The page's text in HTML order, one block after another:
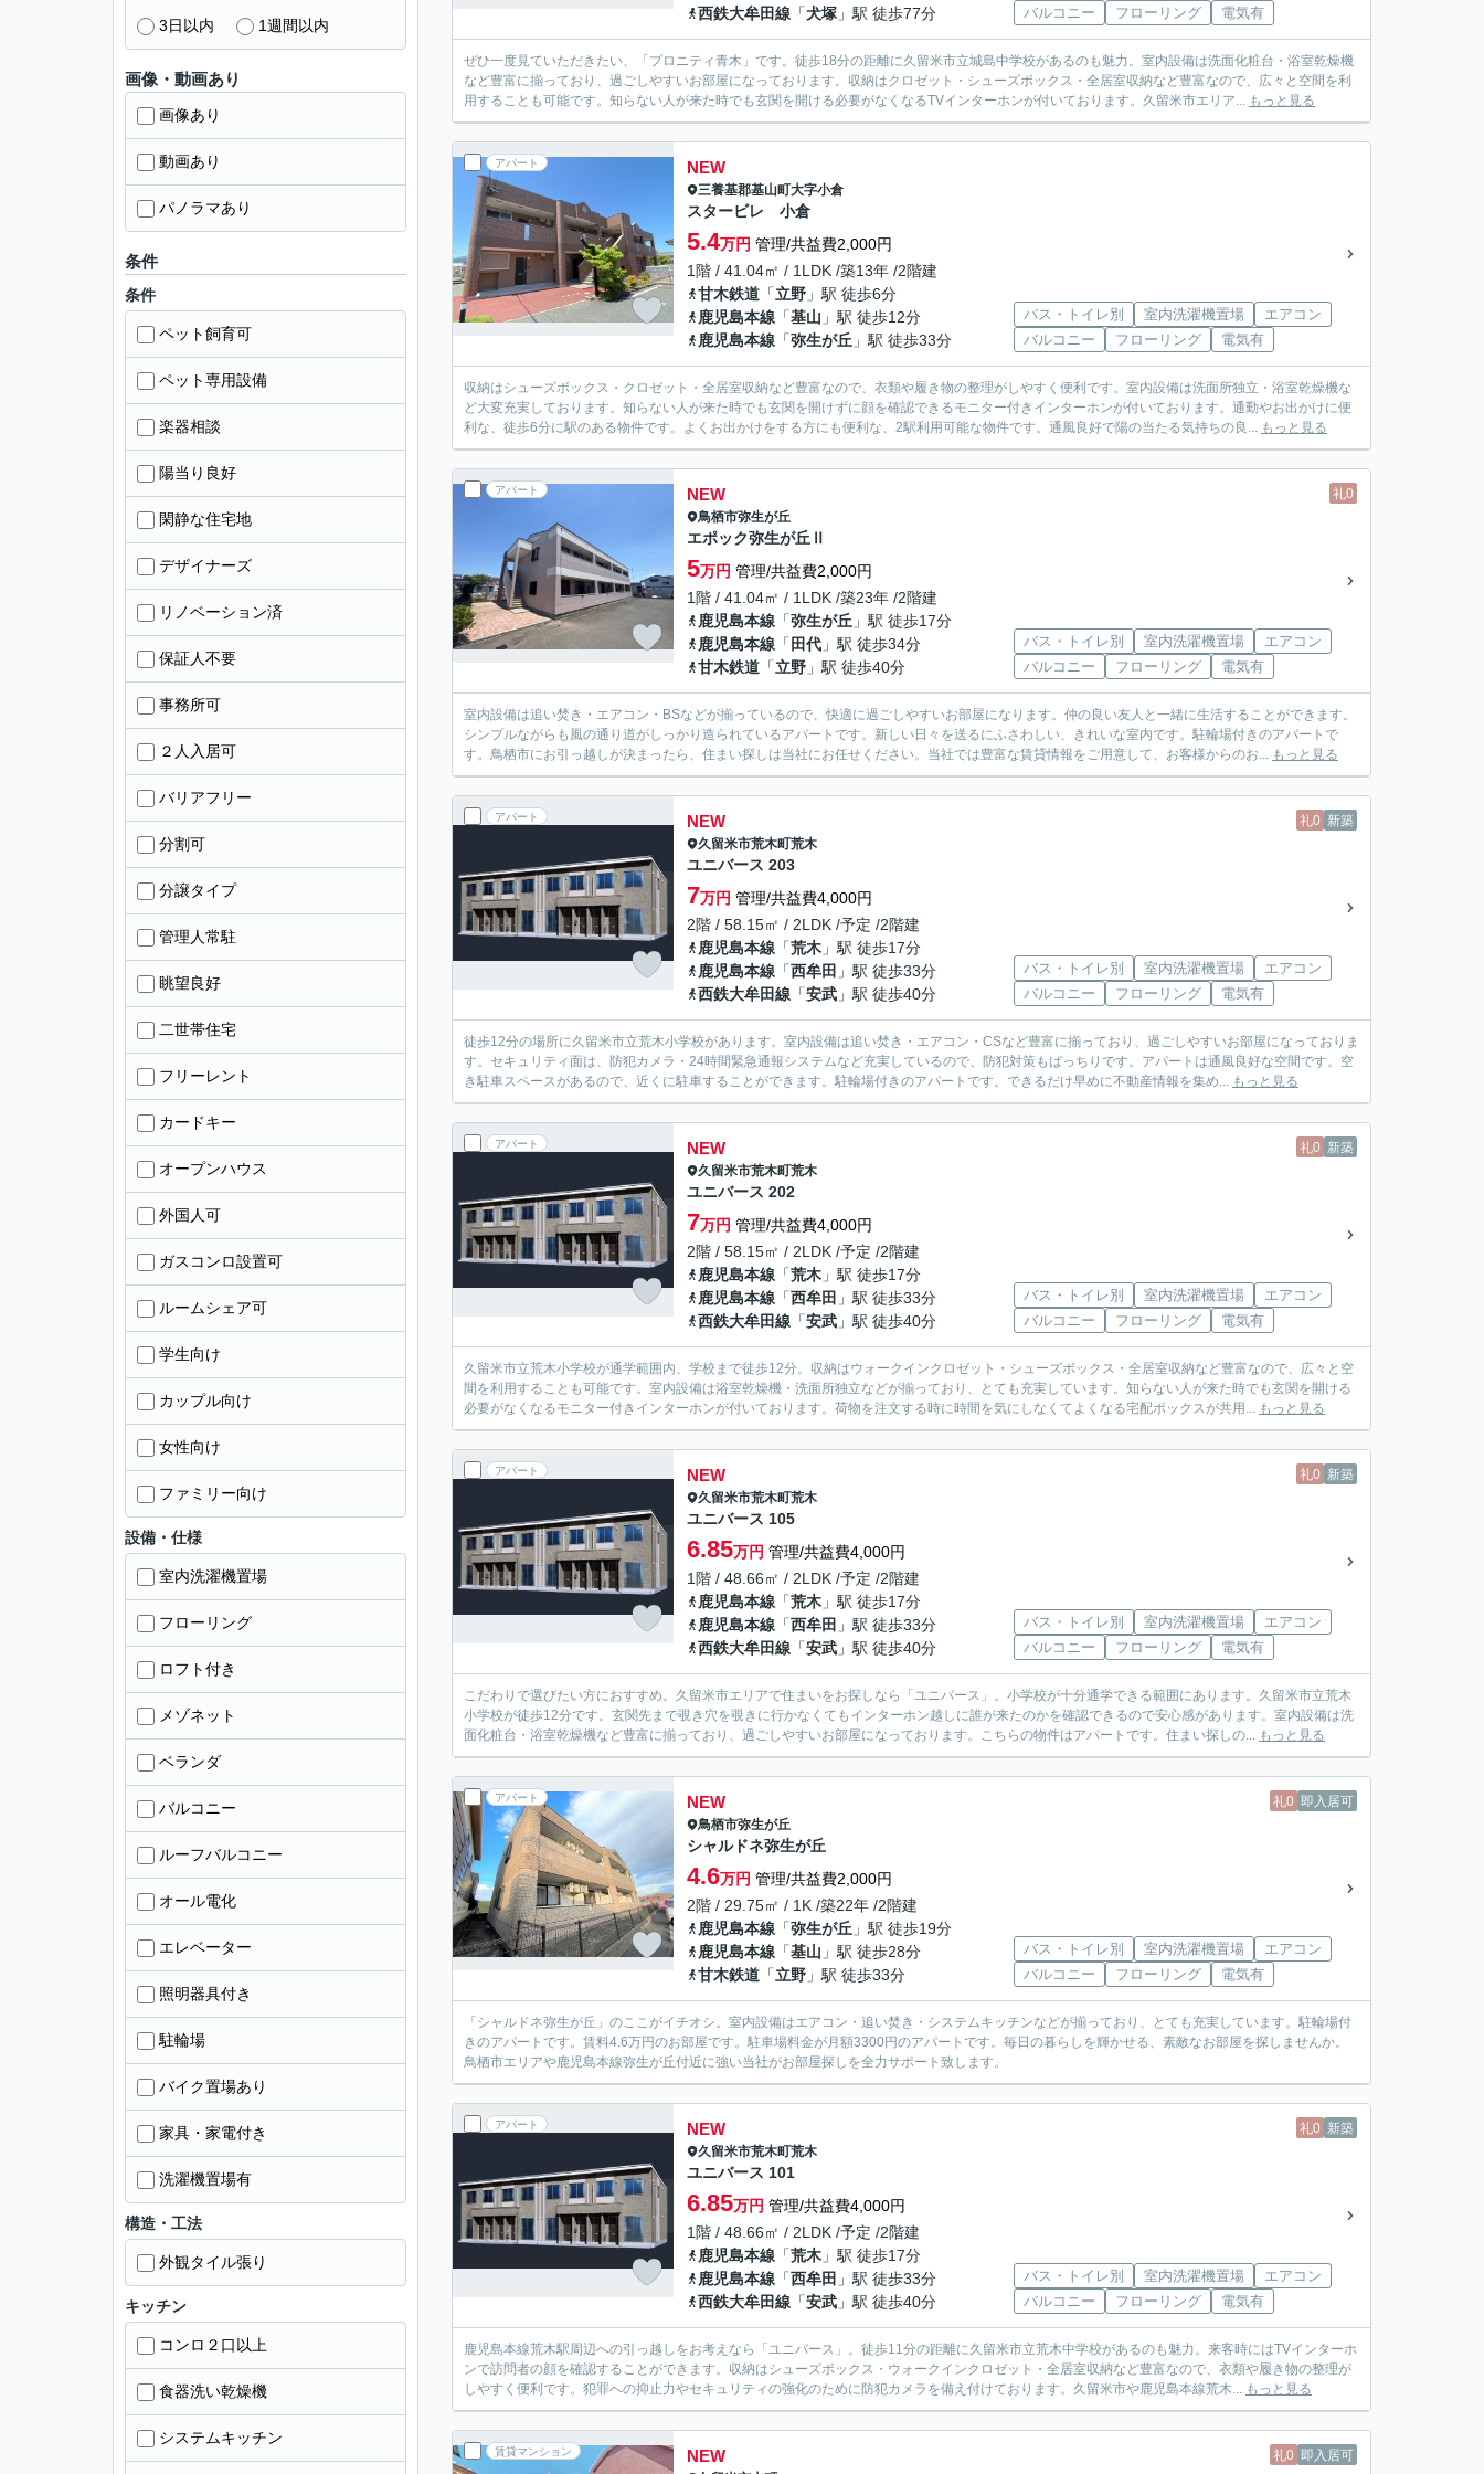
西鉄大牟田線 「犬塚 」駅 徒歩77分
バルコニー
フローリング 電気有
ぜひ一度見ていただきたい、「プロニティ青木」です。徒歩18分の距離に久留米市立城島中学校があるのも魅力。室内設備は洗面化粧台・浴室乾燥機
など豊富に揃っており、過ごしやすいお部屋になっております。収納はクロゼット・シューズボックス・全居室収納など豊富なので、広々と空間を利
用することも可能です。知らない人が来た時でも玄関を開ける必要がなくなるTVインターホンが付いております。久留米市エリア... もっと見る
アパート NEW
三養基郡基山町大字小倉
スタービレ 小倉
5.4万円 管理/共益費2,000円
1階 / 41.04㎡ / 1LDK /築13年 /2階建
甘木鉄道 「立野 」駅 徒歩6分
鹿児島本線 「基山 」駅 徒歩12分
鹿児島本線 「弥生が丘 」駅 徒歩33分
バス・トイレ別 室内洗濯機置場
エアコン
バルコニー
フローリング 電気有
収納はシューズボックス・クロゼット・全居室収納など豊富なので、衣類や履き物の整理がしやすく便利です。室内設備は洗面所独立・浴室乾燥機な
ど大変充実しております。知らない人が来た時でも玄関を開けずに顔を確認できるモニター付きインターホンが付いております。通勤やお出かけに便
利な、徒歩6分に駅のある物件です。よくお出かけをする方にも便利な、2駅利用可能な物件です。通風良好で陽の当たる気持ちの良... もっと見る
アパート 礼0
NEW
鳥栖市弥生が丘
エポック弥生が丘Ⅱ
5万円 管理/共益費2,000円
1階 / 41.04㎡ / 1LDK /築23年 /2階建
鹿児島本線 「弥生が丘 」駅 徒歩17分
鹿児島本線 「 田代 」駅 徒歩34分
甘木鉄道 「立野 」駅 徒歩40分
バス・トイレ別 室内洗濯機置場
エアコン
バルコニー
フローリング 電気有
室内設備は追い焚き・エアコン・BSなどが揃っているので、快適に過ごしやすいお部屋になります。仲の良い友人と一緒に生活することができます。
シンプルながらも風の通り道がしっかり造られているアパートです。新しい日々を送るにふさわしい、きれいな室内です。駐輪場付きのアパートで
す。鳥栖市にお引っ越しが決まったら、住まい探しは当社にお任せください。当社では豊富な賃貸情報をご用意して、お客様からのお... もっと見る
アパート 礼0 新築
NEW
久留米市荒木町荒木
ユニバース 203
7万円 管理/共益費4,000円
2階 / 58.15㎡ / 2LDK /予定 /2階建
鹿児島本線 「荒木 」駅 徒歩17分
鹿児島本線 「西牟田 」駅 徒歩33分
西鉄大牟田線 「安武 」駅 徒歩40分
バス・トイレ別 室内洗濯機置場
エアコン
バルコニー
フローリング 電気有
徒歩12分の場所に久留米市立荒木小学校があります。室内設備は追い焚き・エアコン・CSなど豊富に揃っており、過ごしやすいお部屋になっておりま
す。セキュリティ面は、防犯カメラ・24時間緊急通報システムなど充実しているので、防犯対策もばっちりです。アパートは通風良好な空間です。空
き駐車スペースがあるので、近くに駐車することができます。駐輪場付きのアパートです。できるだけ早めに不動産情報を集め... もっと見る
アパート 礼0 新築
NEW
久留米市荒木町荒木
ユニバース 202
7万円 管理/共益費4,000円
2階 / 58.15㎡ / 2LDK /予定 /2階建
鹿児島本線 「荒木 」駅 徒歩17分
鹿児島本線 「西牟田 」駅 徒歩33分
西鉄大牟田線 「安武 」駅 徒歩40分
バス・トイレ別 室内洗濯機置場
エアコン
バルコニー
フローリング 電気有
久留米市立荒木小学校が通学範囲内、学校まで徒歩12分。収納はウォークインクロゼット・シューズボックス・全居室収納など豊富なので、広々と空
間を利用することも可能です。室内設備は浴室乾燥機・洗面所独立などが揃っており、とても充実しています。知らない人が来た時でも玄関を開ける
必要がなくなるモニター付きインターホンが付いております。荷物を注文する時に時間を気にしなくてよくなる宅配ボックスが共用... もっと見る
アパート 礼0 新築
NEW
久留米市荒木町荒木
ユニバース 105
6.85万円 管理/共益費4,000円
1階 / 48.66㎡ / 2LDK /予定 /2階建
鹿児島本線 「荒木 」駅 徒歩17分
鹿児島本線 「西牟田 」駅 徒歩33分
西鉄大牟田線 「安武 」駅 徒歩40分
バス・トイレ別 室内洗濯機置場
エアコン
バルコニー
フローリング 電気有
こだわりで選びたい方におすすめ。久留米市エリアで住まいをお探しなら「ユニバース」。小学校が十分通学できる範囲にあります。久留米市立荒木
小学校が徒歩12分です。玄関先まで覗き穴を覗きに行かなくてもインターホン越しに誰が来たのかを確認できるので安心感があります。室内設備は洗
面化粧台・浴室乾燥機など豊富に揃っており、過ごしやすいお部屋になっております。こちらの物件はアパートです。住まい探しの... もっと見る
アパート 礼0 即入居可
NEW
鳥栖市弥生が丘
シャルドネ弥生が丘
4.6万円 管理/共益費2,000円
2階 / 29.75㎡ / 1K /築22年 /2階建
鹿児島本線 「弥生が丘 」駅 徒歩19分
鹿児島本線 「基山 」駅 徒歩28分
甘木鉄道 「立野 」駅 徒歩33分
バス・トイレ別 室内洗濯機置場
エアコン
バルコニー
フローリング 電気有
「シャルドネ弥生が丘」のここがイチオシ。室内設備はエアコン・追い焚き・システムキッチンなどが揃っており、とても充実しています。駐輪場付
きのアパートです。賃料4.6万円のお部屋です。駐車場料金が月額3300円のアパートです。毎日の暮らしを輝かせる、素敵なお部屋を探しませんか。
鳥栖市エリアや鹿児島本線弥生が丘付近に強い当社がお部屋探しを全力サポート致します。
アパート 礼0 新築
NEW
久留米市荒木町荒木
ユニバース 101
6.85万円 管理/共益費4,000円
1階 / 48.66㎡ / 2LDK /予定 /2階建
鹿児島本線 「荒木 」駅 徒歩17分
鹿児島本線 「西牟田 」駅 徒歩33分
西鉄大牟田線 「安武 」駅 徒歩40分
バス・トイレ別 室内洗濯機置場
エアコン
バルコニー
フローリング 電気有
鹿児島本線荒木駅周辺への引っ越しをお考えなら「ユニバース」。徒歩11分の距離に久留米市立荒木中学校があるのも魅力。来客時にはTVインターホ
ンで訪問者の顔を確認することができます。収納はシューズボックス・ウォークインクロゼット・全居室収納など豊富なので、衣類や履き物の整理が
しやすく便利です。犯罪への抑止力やセキュリティの強化のために防犯カメラを備え付けております。久留米市や鹿児島本線荒木... もっと見る
賃貸マンション 礼0 即入居可
NEW
3日以内 1週間以内
画像・動画あり
画像あり
動画あり
パノラマあり
条件
条件
ペット飼育可
ペット専用設備
楽器相談
陽当り良好
閑静な住宅地
デザイナーズ
リノベーション済
保証人不要
事務所可
２人入居可
バリアフリー
分割可
分譲タイプ
管理人常駐
眺望良好
二世帯住宅
フリーレント
カードキー
オープンハウス
外国人可
ガスコンロ設置可
ルームシェア可
学生向け
カップル向け
女性向け
ファミリー向け
設備・仕様
室内洗濯機置場
フローリング
ロフト付き
メゾネット
ベランダ
バルコニー
ルーフバルコニー
オール電化
エレベーター
照明器具付き
駐輪場
バイク置場あり
家具・家電付き
洗濯機置場有
構造・工法
外観タイル張り
キッチン
コンロ２口以上
食器洗い乾燥機
システムキッチン